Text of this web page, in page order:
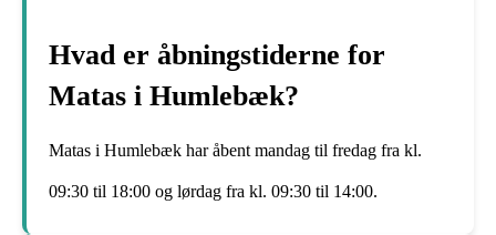
Hvad er åbningstiderne for
Matas i Humlebæk?
Matas i Humlebæk har åbent mandag til fredag fra kl.
09:30 til 18:00 og lørdag fra kl. 09:30 til 14:00.